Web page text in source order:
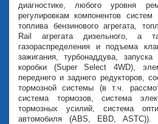
диагностике, любого уровня
регулировкам компонентов
топлива бензинового агрегата,
Rail агрегата дизельного, а
газораспределения и подъема
зажигания, турбонаддува,
коробки (Super Select 4WD),
переднего и заднего редукторов,
тормозной системы (в т.ч.
система тормозов, система
тормозных усилий, система
автомобиля (ABS, EBD, ASTC)).